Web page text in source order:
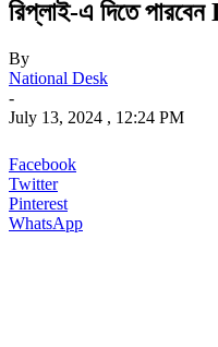
রিপ্লাই-এ দিতে
By
National Desk
-
July 13, 2024 , 12:24 PM
Facebook
Twitter
Pinterest
WhatsApp